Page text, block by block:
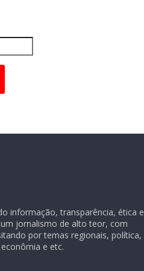
informação, transparência, ética e
jornalismo de alto teor, com
por temas regionais, política,
e etc.